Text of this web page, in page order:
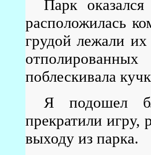
Парк
расположилась
грудой лежали
поблескивала
Я подошел
прекратили игру,
выходу из парка.